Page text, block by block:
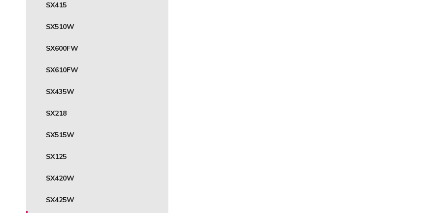
SX415
SX510W
SX600FW
SX610FW
SX435W
SX218
SX515W
SX125
SX420W
SX425W